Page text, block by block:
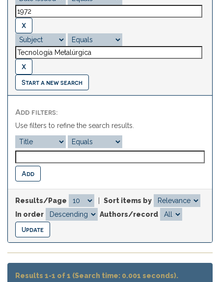
Start a new search
Add filters:
Use filters to refine the search results.
Results/Page
Sort items by
In order
Authors/record
Results 1-1 of 1 (Search time: 0.001 seconds).